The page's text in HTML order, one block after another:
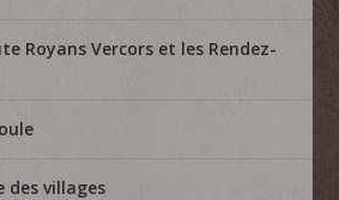
Royans Vercors et les Rendez-
des villages